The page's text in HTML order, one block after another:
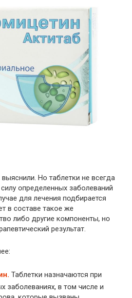
Но таблетки не всегда
определенных заболеваний
для лечения подбирается
в составе такое же
либо другие компоненты, но
результат.
Таблетки назначаются при
заболеваниях, в том числе и